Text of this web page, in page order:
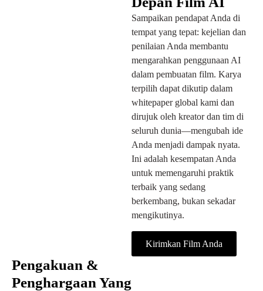
Sampaikan pendapat Anda di
tempat yang tepat: kejelian dan
penilaian Anda membantu
mengarahkan penggunaan AI
dalam pembuatan film. Karya
terpilih dapat dikutip dalam
whitepaper global kami dan
dirujuk oleh kreator dan tim di
seluruh dunia—mengubah ide
Anda menjadi dampak nyata.
Ini adalah kesempatan Anda
untuk memengaruhi praktik
terbaik yang sedang
berkembang, bukan sekadar
mengikutinya.
Kirimkan Film Anda
Pengakuan &
Penghargaan Yang